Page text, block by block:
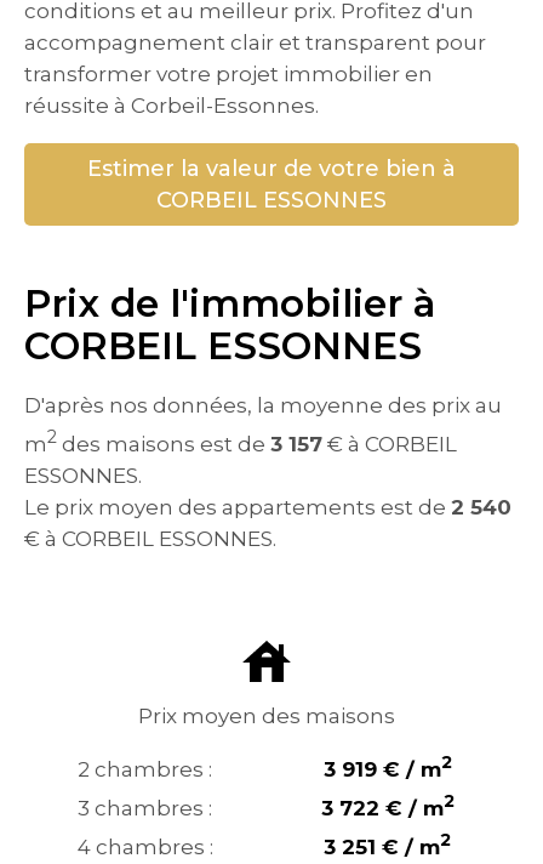
conditions et au meilleur prix. Profitez d'un
accompagnement clair et transparent pour
transformer votre projet immobilier en
réussite à Corbeil-Essonnes.
Estimer la valeur de votre bien à
CORBEIL ESSONNES
Prix de l'immobilier à
CORBEIL ESSONNES
D'après nos données, la moyenne des prix au
m2 des maisons est de 3 157 € à CORBEIL
ESSONNES.
Le prix moyen des appartements est de 2 540
€ à CORBEIL ESSONNES.
Prix moyen des maisons
2 chambres : 3 919 € / m2
3 chambres : 3 722 € / m2
4 chambres : 3 251 € / m2